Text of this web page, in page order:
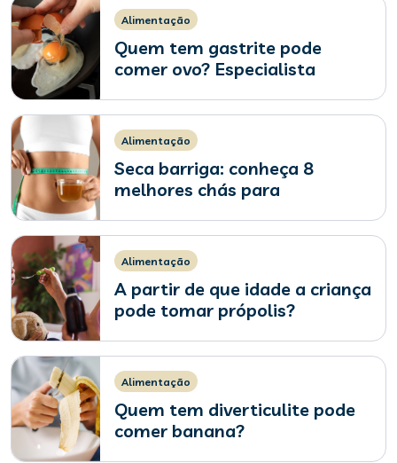
Alimentação
Quem tem gastrite pode
comer ovo? Especialista
Alimentação
Seca barriga: conheça 8
melhores chás para
Alimentação
A partir de que idade a criança
pode tomar própolis?
Alimentação
Quem tem diverticulite pode
comer banana?